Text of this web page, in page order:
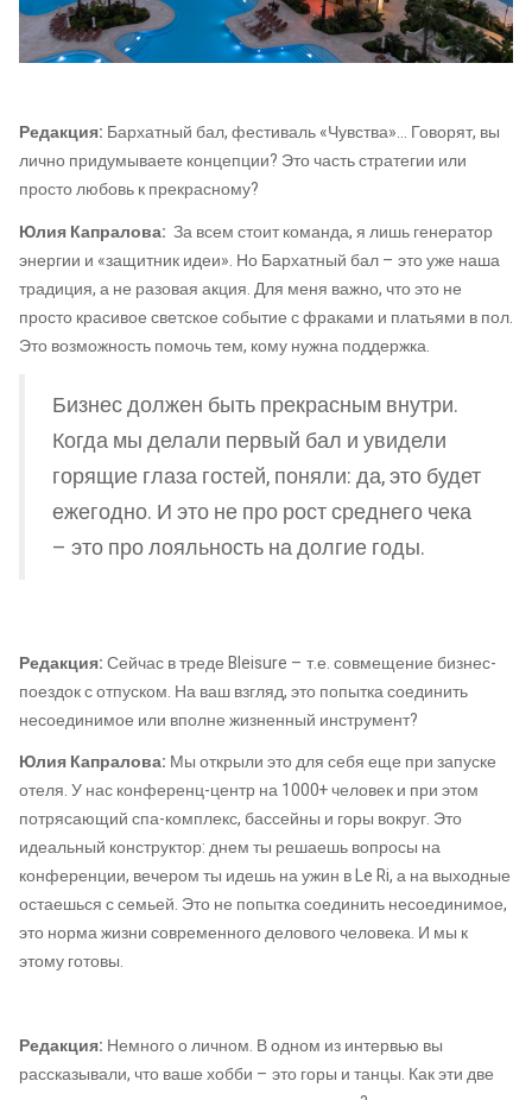
Редакция: Бархатный бал, фестиваль «Чувства»… Говорят, вы
лично придумываете концепции? Это часть стратегии или
просто любовь к прекрасному?
Юлия Капралова: За всем стоит команда, я лишь генератор
энергии и «защитник идеи». Но Бархатный бал – это уже наша
традиция, а не разовая акция. Для меня важно, что это не
просто красивое светское событие с фраками и платьями в пол.
Это возможность помочь тем, кому нужна поддержка.
Бизнес должен быть прекрасным внутри.
Когда мы делали первый бал и увидели
горящие глаза гостей, поняли: да, это будет
ежегодно. И это не про рост среднего чека
– это про лояльность на долгие годы.
Редакция:Сейчас в треде Bleisure – т.е. совмещение бизнес-
поездок с отпуском. На ваш взгляд, это попытка соединить
несоединимое или вполне жизненный инструмент?
Юлия Капралова: Мы открыли это для себя еще при запуске
отеля. У нас конференц-центр на 1000+ человек и при этом
потрясающий спа-комплекс, бассейны и горы вокруг. Это
идеальный конструктор: днем ты решаешь вопросы на
конференции, вечером ты идешь на ужин в Le Ri, а на выходные
остаешься с семьей. Это не попытка соединить несоединимое,
это норма жизни современного делового человека. И мы к
этому готовы.
Редакция: Немного о личном. В одном из интервью вы
рассказывали, что ваше хобби – это горы и танцы. Как эти две